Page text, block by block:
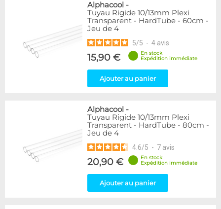
Alphacool -
Tuyau Rigide 10/13mm Plexi
Transparent - HardTube - 60cm -
Jeu de 4
5/5 - 4 avis
15,90 €
En stock
Expédition immédiate
Ajouter au panier
Alphacool -
Tuyau Rigide 10/13mm Plexi
Transparent - HardTube - 80cm -
Jeu de 4
4.6/5 - 7 avis
20,90 €
En stock
Expédition immédiate
Ajouter au panier